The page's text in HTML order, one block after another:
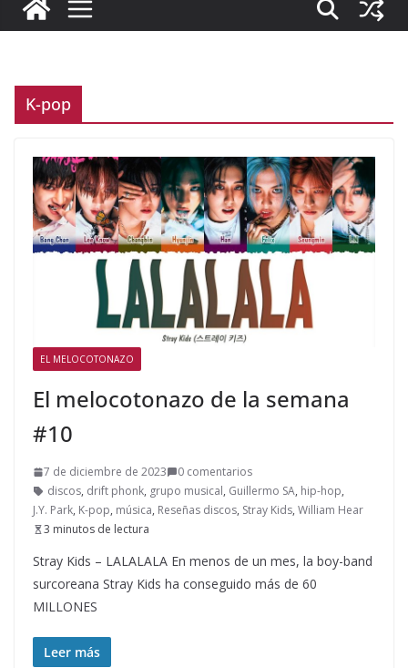
K-pop
EL MELOCOTONAZO
El melocotonazo de la semana
#10
7 de diciembre de 2023
0 comentarios
discos, drift phonk, grupo musical, Guillermo SA, hip-hop,
J.Y. Park, K-pop, música, Reseñas discos, Stray Kids, William Hear
3 minutos de lectura
Stray Kids – LALALALA En menos de un mes, la boy-band
surcoreana Stray Kids ha conseguido más de 60
MILLONES
Leer más